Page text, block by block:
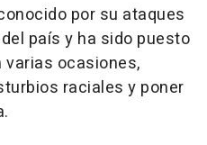
por su ataques
país y ha sido puesto
ocasiones,
raciales y poner